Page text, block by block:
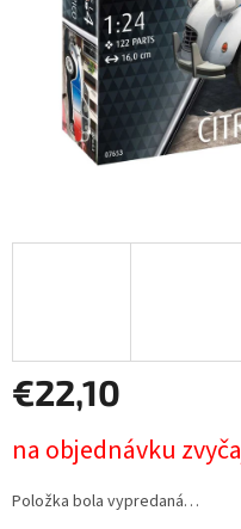
€22,10
cena:
na objednávku
Položka bola vypredaná…